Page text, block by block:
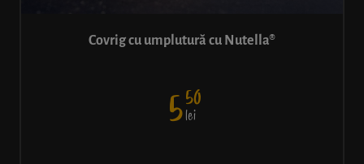
Covrig cu umplutură cu Nutella®
550
lei